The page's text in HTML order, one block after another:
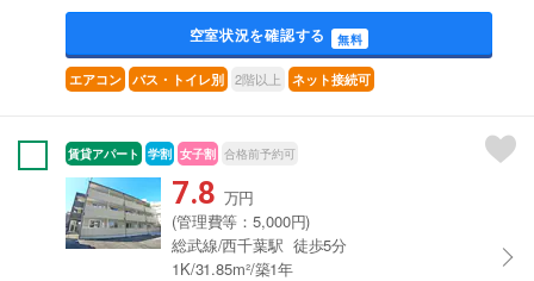
空室状況を確認する 無料
エアコン バス・トイレ別 2階以上 ネット接続可
賃貸アパート 学割 女子割 合格前予約可
7.8 万円
(管理費等：5,000円)
総武線/西千葉駅 徒歩5分
1K/31.85m²/築1年